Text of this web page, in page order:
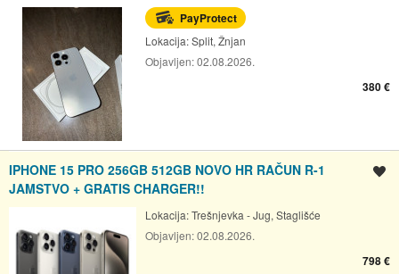
PayProtect
Lokacija:Split, Žnjan
Objavljen:02.08.2026.
380 €
IPHONE 15 PRO 256GB 512GB NOVO HR RAČUN R-1
JAMSTVO + GRATIS CHARGER!!
Lokacija:Trešnjevka - Jug, Staglišće
Objavljen:02.08.2026.
798 €